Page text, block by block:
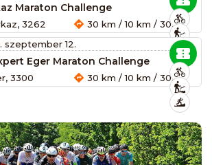
Maraton Challenge
3262
30 km / 10 km / 30 km / 10 km / 10 km / 10 km / 30 km / 60 km
szeptember 12.
Eger Maraton Challenge
3300 30 km / 10 km / 30 km / 10 km / 10 km / 10 km / 30 km / 60 km